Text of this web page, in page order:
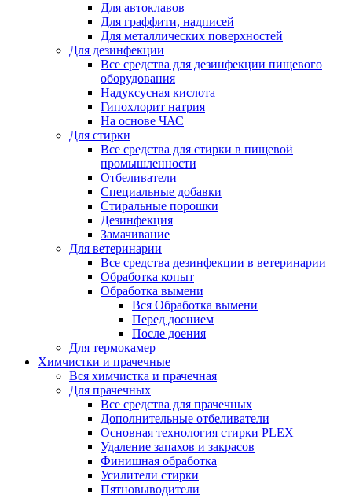
Для автоклавов
Для граффити, надписей
Для металлических поверхностей
Для дезинфекции
Все средства для дезинфекции пищевого
оборудования
Надуксусная кислота
Гипохлорит натрия
На основе ЧАС
Для стирки
Все средства для стирки в пищевой
промышленности
Отбеливатели
Специальные добавки
Стиральные порошки
Дезинфекция
Замачивание
Для ветеринарии
Все средства дезинфекции в ветеринарии
Обработка копыт
Обработка вымени
Вся Обработка вымени
Перед доением
После доения
Для термокамер
Химчистки и прачечные
Вся химчистка и прачечная
Для прачечных
Все средства для прачечных
Дополнительные отбеливатели
Основная технология стирки PLEX
Удаление запахов и закрасов
Финишная обработка
Усилители стирки
Пятновыводители